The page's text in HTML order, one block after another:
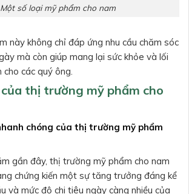
Một số loại mỹ phẩm cho nam
này không chỉ đáp ứng nhu cầu chăm sóc
mà còn giúp mang lại sức khỏe và lối
cho các quý ông.
thị trường mỹ phẩm cho
chóng của thị trường mỹ phẩm
gần đây, thị trường mỹ phẩm cho nam
chứng kiến một sự tăng trưởng đáng kể
và mức độ chi tiêu ngày càng nhiều của